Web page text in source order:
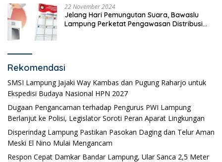
22 November 2024
Jelang Hari Pemungutan Suara, Bawaslu
Lampung Perketat Pengawasan Distribusi
Rekomendasi
SMSI Lampung Jajaki Way Kambas dan Pugung Raharjo untuk
Ekspedisi Budaya Nasional HPN 2027
Dugaan Pengancaman terhadap Pengurus PWI Lampung
Berlanjut ke Polisi, Legislator Soroti Peran Aparat Lingkungan
Disperindag Lampung Pastikan Pasokan Daging dan Telur Aman
Meski El Nino Mulai Mengancam
Respon Cepat Damkar Bandar Lampung, Ular Sanca 2,5 Meter